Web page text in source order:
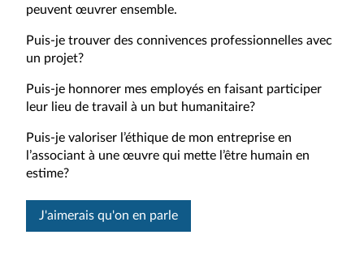
peuvent œuvrer ensemble.
Puis-je trouver des connivences professionnelles avec
un projet?
Puis-je honnorer mes employés en faisant participer
leur lieu de travail à un but humanitaire?
Puis-je valoriser l’éthique de mon entreprise en
l’associant à une œuvre qui mette l’être humain en
estime?
J'aimerais qu'on en parle